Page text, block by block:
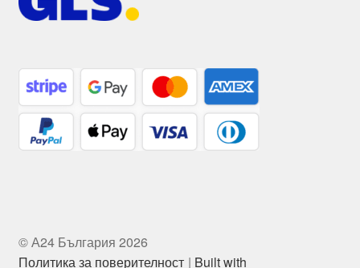
© А24 България 2026
Политика за поверителност
Built with